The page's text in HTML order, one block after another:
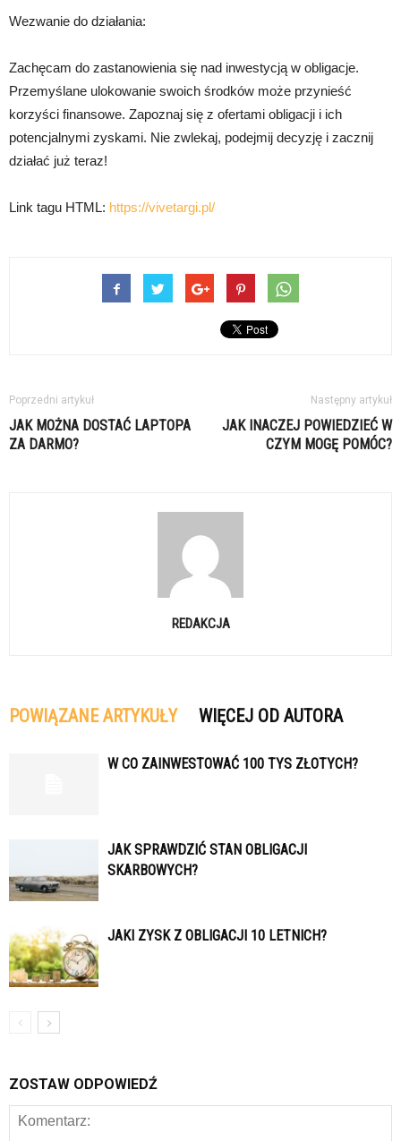
Wezwanie do działania:
Zachęcam do zastanowienia się nad inwestycją w obligacje.
Przemyślane ulokowanie swoich środków może przynieść
korzyści finansowe. Zapoznaj się z ofertami obligacji i ich
potencjalnymi zyskami. Nie zwlekaj, podejmij decyzję i zacznij
działać już teraz!
Link tagu HTML: https://vivetargi.pl/
Poprzedni artykuł
JAK MOŻNA DOSTAĆ LAPTOPA
ZA DARMO?
Następny artykuł
JAK INACZEJ POWIEDZIEĆ W
CZYM MOGĘ POMÓC?
REDAKCJA
POWIĄZANE ARTYKUŁY WIĘCEJ OD AUTORA
W CO ZAINWESTOWAĆ 100 TYS ZŁOTYCH?
JAK SPRAWDZIĆ STAN OBLIGACJI
SKARBOWYCH?
JAKI ZYSK Z OBLIGACJI 10 LETNICH?
ZOSTAW ODPOWIEDŹ